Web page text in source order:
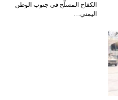
الكفاح المسلَّح في جنوب الوطن
اليمني…